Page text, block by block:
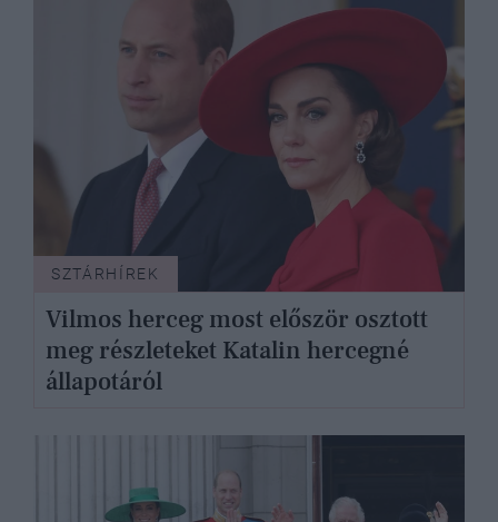
SZTÁRHÍREK
Vilmos herceg most először osztott
meg részleteket Katalin hercegné
állapotáról